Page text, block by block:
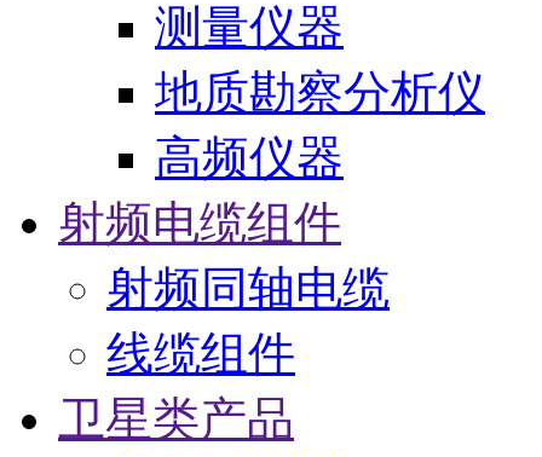
测量仪器
地质勘察分析仪
高频仪器
射频电缆组件
射频同轴电缆
线缆组件
卫星类产品